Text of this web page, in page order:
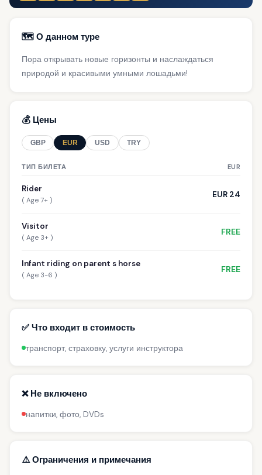
🗺️ О данном туре
Пора открывать новые горизонты и наслаждаться
природой и красивыми умными лошадьми!
💰 Цены
GBP EUR USD TRY
ТИП БИЛЕТА EUR
Rider
( Age 7+ )
EUR 24
Visitor
( Age 3+ )
FREE
Infant riding on parent s horse
( Age 3-6 )
FREE
✅ Что входит в стоимость
транспорт, страховку, услуги инструктора
❌ Не включено
напитки, фото, DVDs
⚠️ Ограничения и примечания